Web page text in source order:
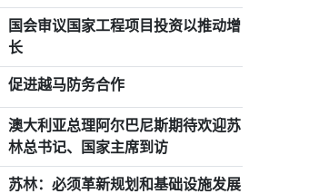
国会审议国家工程项目投资以推动增
长
促进越马防务合作
澳大利亚总理阿尔巴尼斯期待欢迎苏
林总书记、国家主席到访
苏林：必须革新规划和基础设施发展